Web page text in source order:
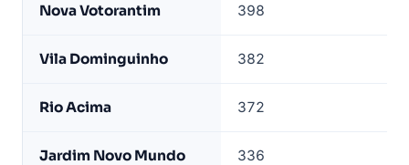
Nova Votorantim 398
Vila Dominguinho 382
Rio Acima 372
Jardim Novo Mundo 336